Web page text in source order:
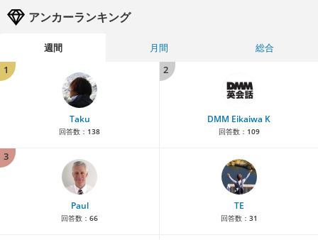
アンカーランキング
週間 月間
総合
1
Taku
回答数： 138
2
DMM Eikaiwa K
回答数： 109
3
Paul
回答数： 66
TE
回答数： 31